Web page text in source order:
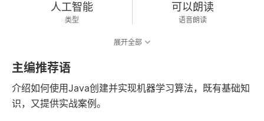
人工智能
类型
可以朗读
语音朗读
展开全部
主编推荐语
介绍如何使用Java创建并实现机器学习算法，既有基础知
识，又提供实战案例。